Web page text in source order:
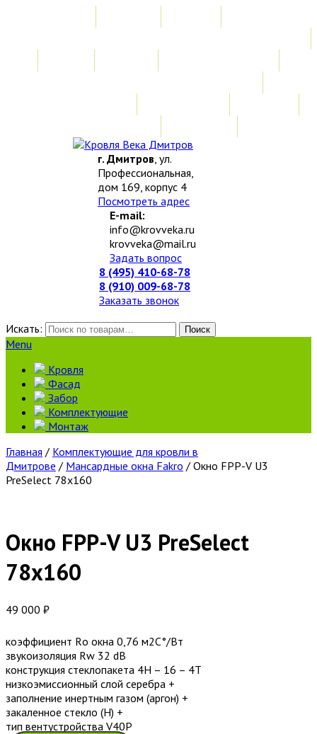
г. Дмитров, ул.
Профессиональная,
дом 169, корпус 4
Посмотреть адрес
E-mail:
info@krovveka.ru
krovveka@mail.ru
Задать вопрос
8 (495) 410-68-78
8 (910) 009-68-78
Заказать звонок
Искать:
Поиск
Menu
Кровля
Фасад
Забор
Комплектующие
Монтаж
Главная / Комплектующие для кровли в
Дмитрове / Мансардные окна Fakro / Окно FPP-V U3
PreSelect 78х160
Окно FPP-V U3 PreSelect
78х160
49 000 ₽
коэффициент Rо окна 0,76 м2С°/Вт
звукоизоляция Rw 32 dB
конструкция стеклопакета 4H – 16 – 4T
низкоэмиссионный слой серебра +
заполнение инертным газом (аргон) +
закаленное стекло (H) +
тип вентустройства V40P